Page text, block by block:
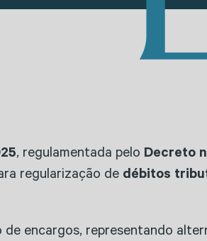
, regulamentada pelo Decreto
regularização de débitos
encargos, representando